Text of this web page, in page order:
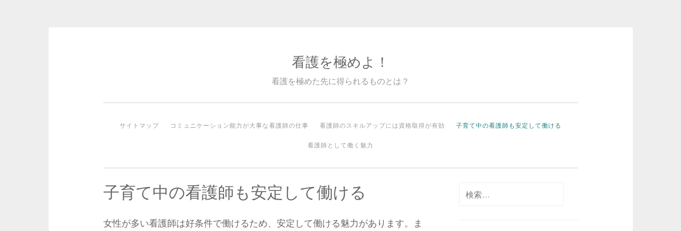
プ
看護を極めよ！
看護を極めた先に得られるものとは？
サイトマップ コミュニケーション能力が大事な看護師の仕事 看護師のスキルアップには資格取得が有効 子育て中の看護師も安定して働ける
看護師として働く魅力
子育て中の看護師も安定して働ける
女性が多い看護師は好条件で働けるため、安定して働ける魅力があります。ま